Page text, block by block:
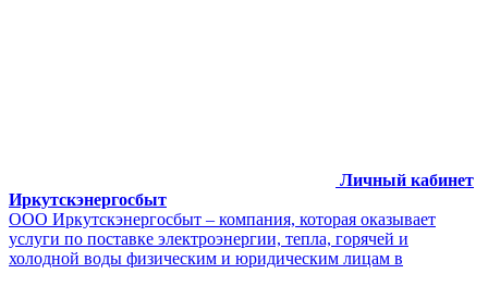
Личный кабинет
Иркутскэнергосбыт
ООО Иркутскэнергосбыт – компания, которая оказывает
услуги по поставке электроэнергии, тепла, горячей и
холодной воды физическим и юридическим лицам в